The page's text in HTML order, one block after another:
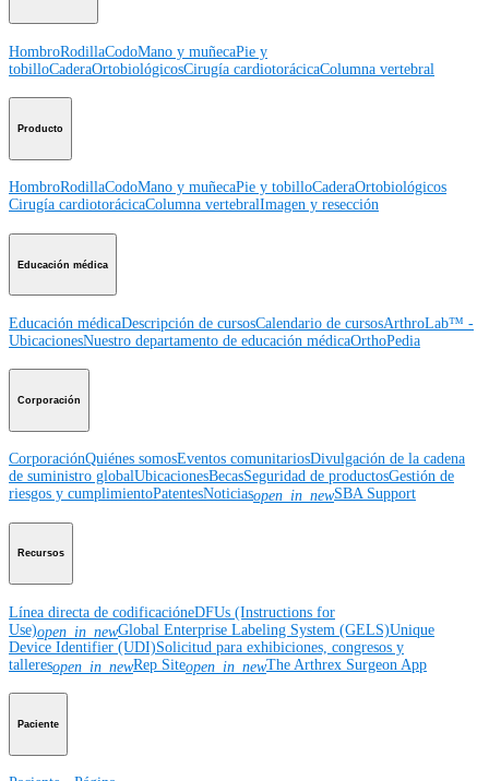
HombroRodillaCodoMano y muñecaPie y
tobilloCaderaOrtobiológicosCirugía cardiotorácicaColumna vertebral
Producto
HombroRodillaCodoMano y muñecaPie y tobilloCaderaOrtobiológicos
Cirugía cardiotorácicaColumna vertebralImagen y resección
Educación médica
Educación médicaDescripción de cursosCalendario de cursosArthroLab™ -
UbicacionesNuestro departamento de educación médicaOrthoPedia
Corporación
CorporaciónQuiénes somosEventos comunitariosDivulgación de la cadena
de suministro globalUbicacionesBecasSeguridad de productosGestión de
riesgos y cumplimientoPatentesNoticiasopen_in_newSBA Support
Recursos
Línea directa de codificacióneDFUs (Instructions for
Use)open_in_newGlobal Enterprise Labeling System (GELS)Unique
Device Identifier (UDI)Solicitud para exhibiciones, congresos y
talleresopen_in_newRep Siteopen_in_newThe Arthrex Surgeon App
Paciente